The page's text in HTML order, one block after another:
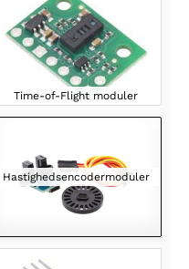
Time-of-Flight moduler
Hastighedsencodermoduler